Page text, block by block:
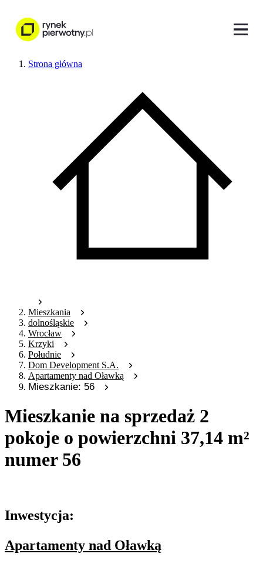
Strona główna
Mieszkania
dolnośląskie
Wrocław
Krzyki
Południe
Dom Development S.A.
Apartamenty nad Oławką
Mieszkanie: 56
Mieszkanie na sprzedaż 2
pokoje o powierzchni 37,14 m²
numer 56
Inwestycja:
Apartamenty nad Oławką